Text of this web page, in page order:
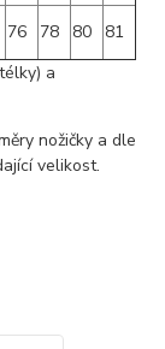
76 78 80
81
a
nožičky a dle
velikost.